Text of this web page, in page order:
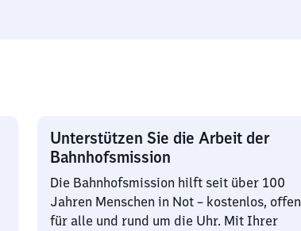
Unterstützen Sie die Arbeit der
Bahnhofsmission
Die Bahnhofsmission hilft seit über 100
Jahren Menschen in Not – kostenlos, offen
für alle und rund um die Uhr. Mit Ihrer